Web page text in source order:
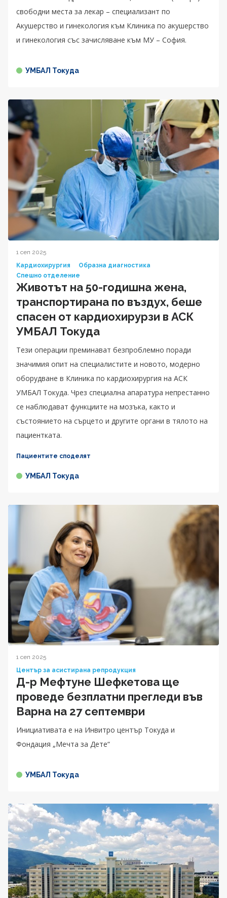
свободни места за лекар – специализант по
Акушерство и гинекология към Клиника по акушерство
и гинекология със зачисляване към МУ – София.
УМБАЛ Токуда
1 сеп 2025
Кардиохирургия
Образна диагностика
Спешно отделение
Животът на 50-годишна жена,
транспортирана по въздух, беше
спасен от кардиохирурзи в АСК
УМБАЛ Токуда
Тези операции преминават безпроблемно поради
значимия опит на специалистите и новото, модерно
оборудване в Клиника по кардиохирургия на АСК
УМБАЛ Токуда. Чрез специална апаратура непрестанно
се наблюдават функциите на мозъка, както и
състоянието на сърцето и другите органи в тялото на
пациентката.
Пациентите споделят
УМБАЛ Токуда
1 сеп 2025
Център за асистирана репродукция
Д-р Мефтуне Шефкетова ще
проведе безплатни прегледи във
Варна на 27 септември
Инициативата е на Инвитро център Токуда и
Фондация „Мечта за Дете“
УМБАЛ Токуда